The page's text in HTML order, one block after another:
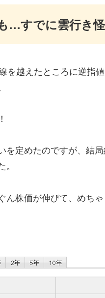
…すでに雲行き
を越えたところに逆指
を定めたのですが、結
ん株価が伸びて、めち